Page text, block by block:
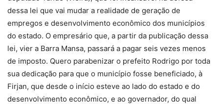
dessa lei que vai mudar a realidade de geração de
empregos e desenvolvimento econômico dos municípios
do estado. O empresário que, a partir da publicação dessa
lei, vier a Barra Mansa, passará a pagar seis vezes menos
de imposto. Quero parabenizar o prefeito Rodrigo por toda
sua dedicação para que o município fosse beneficiado, à
Firjan, que desde o início esteve ao lado do estado e do
desenvolvimento econômico, e ao governador, do qual